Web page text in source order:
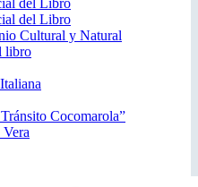
del Libro
del Libro
Cultural y Natural
libro
Cocomarola”